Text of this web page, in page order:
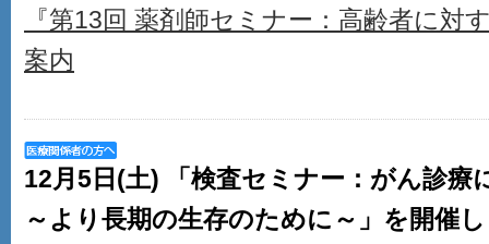
『第13回 薬剤師セミナー：高齢者に対
案内
12月5日(土) 「検査セミナー：がん診療
～より長期の生存のために～」を開催